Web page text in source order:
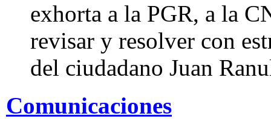
exhorta a la PGR, a la
revisar y resolver con
del ciudadano Juan
Comunicaciones